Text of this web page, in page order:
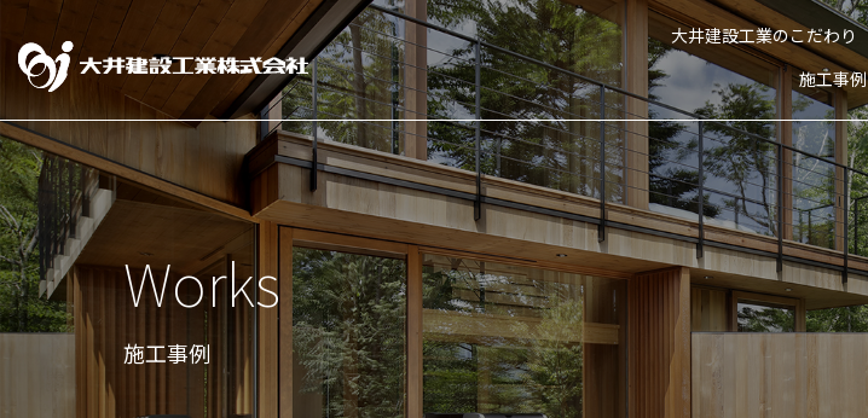
大井建設工業のこだわり
施工事例
Works
施工事例